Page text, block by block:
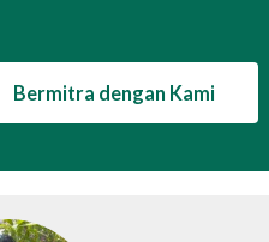
Bermitra dengan Kami